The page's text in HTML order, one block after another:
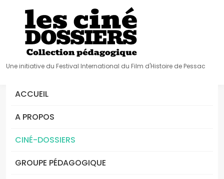
Une initiative du Festival International du Film d'Histoire de Pessac
ACCUEIL
A PROPOS
CINÉ-DOSSIERS
GROUPE PÉDAGOGIQUE